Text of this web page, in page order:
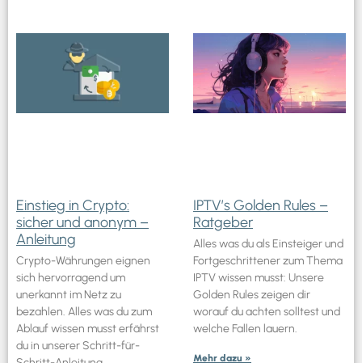
Einstieg in Crypto:
sicher und anonym –
Anleitung
Crypto-Währungen eignen
sich hervorragend um
unerkannt im Netz zu
bezahlen. Alles was du zum
Ablauf wissen musst erfährst
du in unserer Schritt-für-
IPTV’s Golden Rules –
Ratgeber
Alles was du als Einsteiger und
Fortgeschrittener zum Thema
IPTV wissen musst: Unsere
Golden Rules zeigen dir
worauf du achten solltest und
welche Fallen lauern.
Mehr dazu »